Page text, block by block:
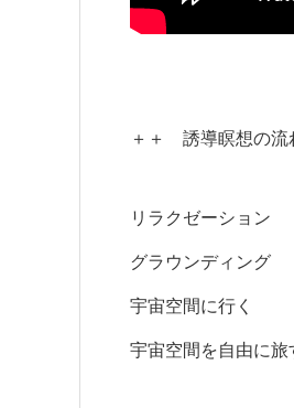
＋＋ 誘導瞑想の
リラクゼーション
グラウンディング
宇宙空間に行く
宇宙空間を自由に旅